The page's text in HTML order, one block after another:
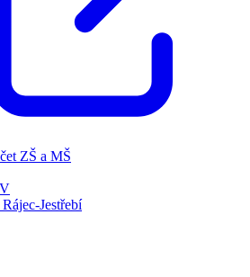
ZŠ a MŠ
Jestřebí